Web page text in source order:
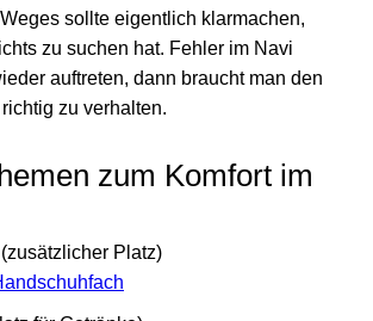
sollte eigentlich klarmachen,
zu suchen hat. Fehler im Navi
auftreten, dann braucht man den
zu verhalten.
zum Komfort im
Platz)